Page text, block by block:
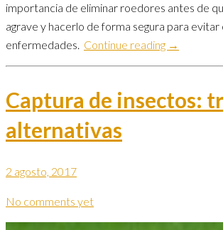
importancia de eliminar roedores antes de
agrave y hacerlo de forma segura para evitar
enfermedades. Continue reading →
Captura de insectos:
alternativas
2 agosto, 2017
No comments yet